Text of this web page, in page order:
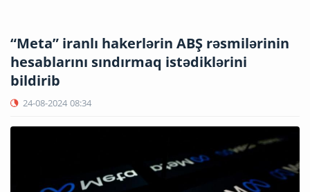
“Meta” iranlı hakerlərin ABŞ rəsmilərinin
hesablarını sındırmaq istədiklərini
bildirib
24-08-2024 08:34